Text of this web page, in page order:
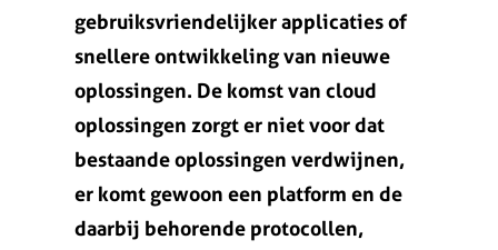
gebruiksvriendelijker applicaties of
snellere ontwikkeling van nieuwe
oplossingen. De komst van cloud
oplossingen zorgt er niet voor dat
bestaande oplossingen verdwijnen,
er komt gewoon een platform en de
daarbij behorende protocollen,